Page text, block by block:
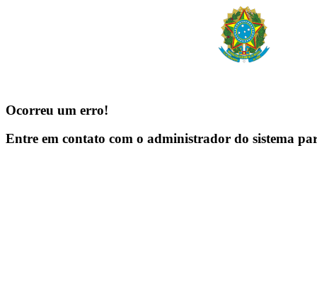
Ocorreu um erro!
Entre em contato com o administrador do sistema